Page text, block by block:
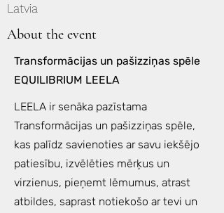
Latvia
About the event
Transformācijas un pašizziņas spēle
EQUILIBRIUM LEELA
LEELA ir senāka pazīstama
Transformācijas un pašizziņas spēle,
kas palīdz savienoties ar savu iekšējo
patiesību, izvēlēties mērķus un
virzienus, pieņemt lēmumus, atrast
atbildes, saprast notiekošo ar tevi un